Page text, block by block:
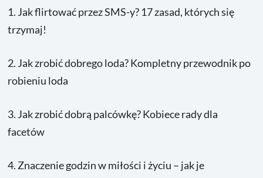
1. Jak flirtować przez SMS-y? 17 zasad, których się
trzymaj!
2. Jak zrobić dobrego loda? Kompletny przewodnik po
robieniu loda
3. Jak zrobić dobrą palcówkę? Kobiece rady dla
facetów
4. Znaczenie godzin w miłości i życiu – jak je